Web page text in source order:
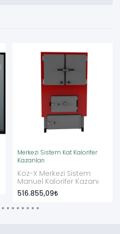
Merkezi Sistem Kat Kalorifer
Kazanları
Koz-X Merkezi Sistem
Manuel Kalorifer Kazanı
516.855,09